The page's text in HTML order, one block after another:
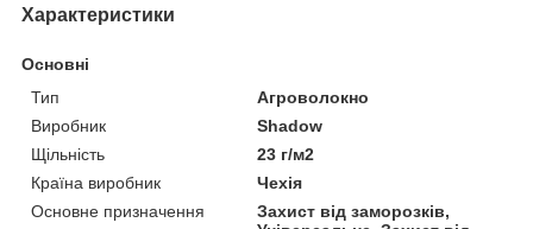
Характеристики
Основні
Тип
Агроволокно
Виробник
Shadow
Щільність
23 г/м2
Країна виробник
Чехія
Основне призначення
Захист від заморозків,